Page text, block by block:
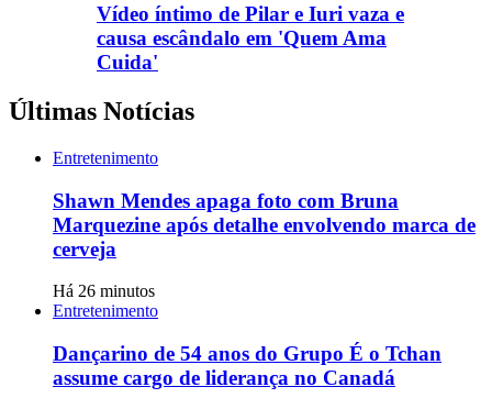
Vídeo íntimo de Pilar e Iuri vaza e
causa escândalo em 'Quem Ama
Cuida'
Últimas Notícias
Entretenimento
Shawn Mendes apaga foto com Bruna
Marquezine após detalhe envolvendo marca de
cerveja
Há 26 minutos
Entretenimento
Dançarino de 54 anos do Grupo É o Tchan
assume cargo de liderança no Canadá